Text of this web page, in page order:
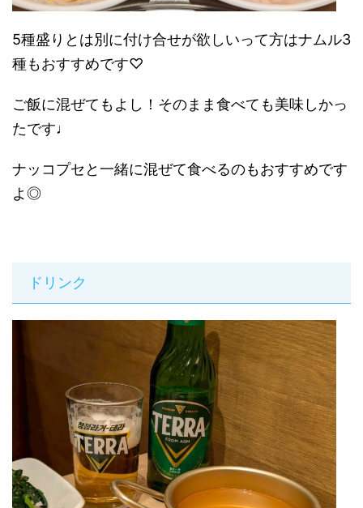
5種盛りとは別に付け合せが欲しいって方はナムル3
種もおすすめです♡
ご飯に混ぜてもよし！そのまま食べても美味しかっ
たです♩
ナッコプセと一緒に混ぜて食べるのもおすすめです
よ◎
ドリンク